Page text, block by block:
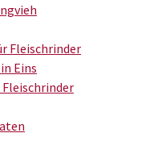
Fleischrinder
Eins